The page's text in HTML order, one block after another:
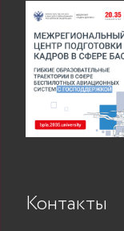
Контакты